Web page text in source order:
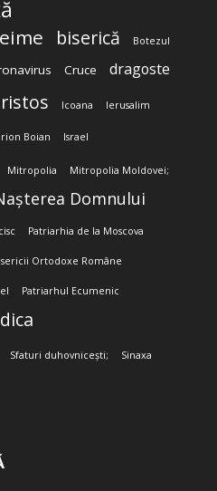
biserică Botezul
Cruce dragoste
Icoana Ierusalim
Boian Israel
Mitropolia Mitropolia Moldovei;
Domnului
Patriarhia de la Moscova
Ortodoxe Române
Patriarhul Ecumenic
Sfaturi duhovnicești; Sinaxa